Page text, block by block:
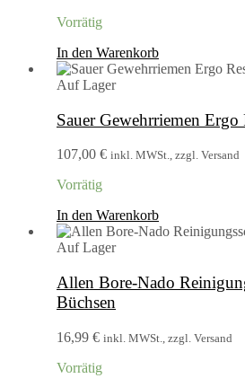
Vorrätig
In den Warenkorb
Auf Lager
Sauer Gewehrriemen Ergo
107,00 € inkl. MWSt., zzgl. Versand
Vorrätig
In den Warenkorb
Auf Lager
Allen Bore-Nado
Büchsen
16,99 € inkl. MWSt., zzgl. Versand
Vorrätig